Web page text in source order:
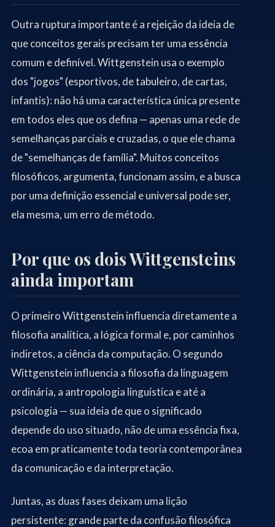
Outra ruptura importante é a rejeição da ideia de
que conceitos gerais precisam ter uma essência
comum e definível. Wittgenstein usa o exemplo
dos "jogos" (esportivos, de tabuleiro, de cartas,
infantis): não há uma característica única presente
em todos eles que os defina — apenas uma rede de
semelhanças parciais e cruzadas, o que ele chama
de "semelhanças de família". Muitos conceitos
filosóficos, argumenta, funcionam assim, e a busca
por uma definição essencial e universal pode ser,
ela mesma, um erro de método.
Por que os dois Wittgensteins
ainda importam
O primeiro Wittgenstein influencia diretamente a
filosofia analítica, a lógica formal e, por caminhos
indiretos, a ciência da computação. O segundo
Wittgenstein influencia a filosofia da linguagem
ordinária, a antropologia linguística e até a
psicologia — sua ideia de que o significado
depende do uso situado, não de uma essência fixa,
ecoa em praticamente toda teoria contemporânea
da comunicação e da interpretação.
Juntas, as duas fases deixam uma lição
persistente: grande parte da confusão filosófica